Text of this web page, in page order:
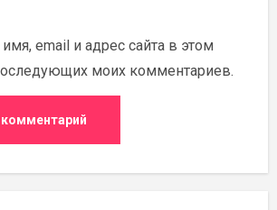
email и адрес сайта в этом
моих комментариев.